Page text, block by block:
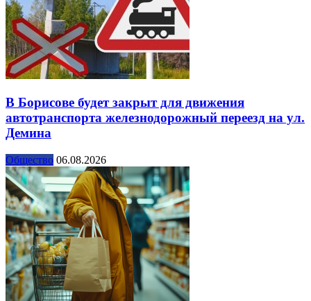
В Борисове будет закрыт для движения
автотранспорта железнодорожный переезд на ул.
Демина
Общество 06.08.2026